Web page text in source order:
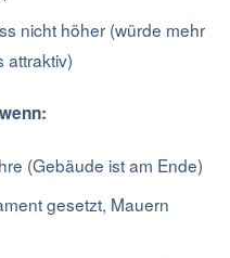
nicht höher (würde mehr
attraktiv)
(Gebäude ist am Ende)
gesetzt, Mauern